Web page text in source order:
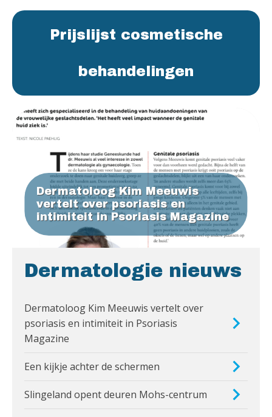
Prijslijst cosmetische
behandelingen
Dermatoloog Kim Meeuwis
vertelt over psoriasis en
intimiteit in Psoriasis Magazine
Dermatologie nieuws
Dermatoloog Kim Meeuwis vertelt over
psoriasis en intimiteit in Psoriasis
Magazine
Een kijkje achter de schermen
Slingeland opent deuren Mohs-centrum